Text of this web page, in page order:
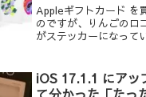
Appleギフトカード を
のですが、りんごのロ
がステッカーになって
iOS 17.1.1 にアッ
て分かった「たっ